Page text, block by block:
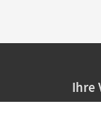
Ihre